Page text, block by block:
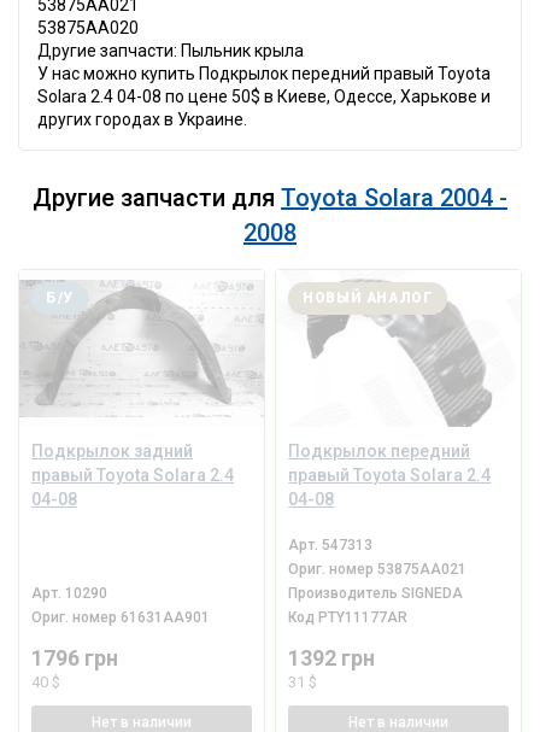
53875AA021
53875AA020
Другие запчасти: Пыльник крыла
У нас можно купить Подкрылок передний правый Toyota
Solara 2.4 04-08 по цене 50$ в Киеве, Одессе, Харькове и
других городах в Украине.
Другие запчасти для Toyota Solara 2004 -
2008
Подкрылок задний
правый Toyota Solara 2.4
04-08
Б/У
Арт. 10290
Ориг. номер 61631AA901
1796 грн
40 $
Нет в наличии
Подкрылок передний
правый Toyota Solara 2.4
04-08
НОВЫЙ АНАЛОГ
Арт. 547313
Ориг. номер 53875AA021
ПроизводительSIGNEDA
Код PTY11177AR
1392 грн
31 $
Нет в наличии